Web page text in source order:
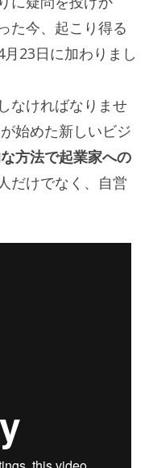
た今、起こり得る
23日に加わりまし
なければなりませ
始めた新しいビジ
方法で起業家への
だけでなく、自営